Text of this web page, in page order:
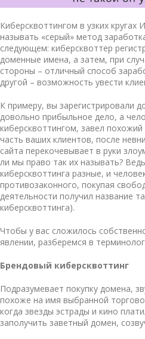
Киберсквоттингом в узких кругах
называть «серый» метод
следующем: киберсквоттер
доменные имена, а затем, при
стороны – отличный способ
другой – возможность увести
К примеру, вы зарегистрировали
довольно прибыльное дело, а
киберсквоттингом, завел
часть ваших клиентов, после
сайта перекочевывает в руки
ли мы право так их называть?
киберсквоттинга разные, и
противозаконного, покупая
деятельности получил название
киберсквоттинга).
Чтобы у вас сложилось
явлении, разберемся в
Брендовый киберсквоттинг
Подразумевает покупку домена,
похоже на имя выбранной
когда звезды эстрады и кино
заполучить заветный домен,